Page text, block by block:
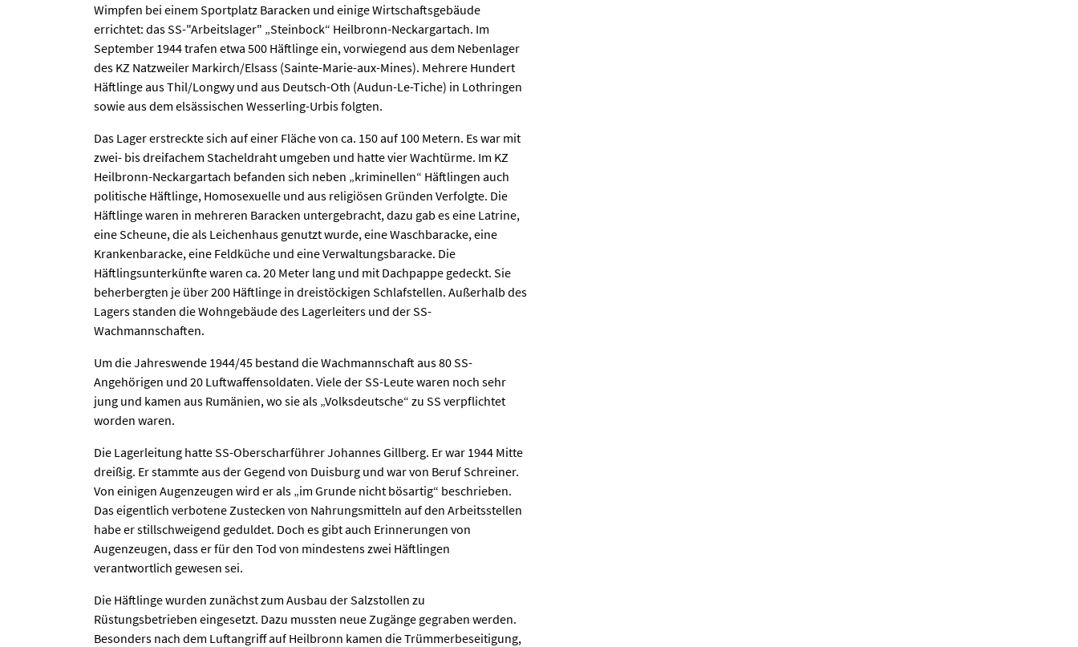
Wimpfen bei einem Sportplatz Baracken und einige Wirtschaftsgebäude
errichtet: das SS-"Arbeitslager" „Steinbock“ Heilbronn-Neckargartach. Im
September 1944 trafen etwa 500 Häftlinge ein, vorwiegend aus dem Nebenlager
des KZ Natzweiler Markirch/Elsass (Sainte-Marie-aux-Mines). Mehrere Hundert
Häftlinge aus Thil/Longwy und aus Deutsch-Oth (Audun-Le-Tiche) in Lothringen
sowie aus dem elsässischen Wesserling-Urbis folgten.
Das Lager erstreckte sich auf einer Fläche von ca. 150 auf 100 Metern. Es war mit
zwei- bis dreifachem Stacheldraht umgeben und hatte vier Wachtürme. Im KZ
Heilbronn-Neckargartach befanden sich neben „kriminellen“ Häftlingen auch
politische Häftlinge, Homosexuelle und aus religiösen Gründen Verfolgte. Die
Häftlinge waren in mehreren Baracken untergebracht, dazu gab es eine Latrine,
eine Scheune, die als Leichenhaus genutzt wurde, eine Waschbaracke, eine
Krankenbaracke, eine Feldküche und eine Verwaltungsbaracke. Die
Häftlingsunterkünfte waren ca. 20 Meter lang und mit Dachpappe gedeckt. Sie
beherbergten je über 200 Häftlinge in dreistöckigen Schlafstellen. Außerhalb des
Lagers standen die Wohngebäude des Lagerleiters und der SS-
Wachmannschaften.
Um die Jahreswende 1944/45 bestand die Wachmannschaft aus 80 SS-
Angehörigen und 20 Luftwaffensoldaten. Viele der SS-Leute waren noch sehr
jung und kamen aus Rumänien, wo sie als „Volksdeutsche“ zu SS verpflichtet
worden waren.
Die Lagerleitung hatte SS-Oberscharführer Johannes Gillberg. Er war 1944 Mitte
dreißig. Er stammte aus der Gegend von Duisburg und war von Beruf Schreiner.
Von einigen Augenzeugen wird er als „im Grunde nicht bösartig“ beschrieben.
Das eigentlich verbotene Zustecken von Nahrungsmitteln auf den Arbeitsstellen
habe er stillschweigend geduldet. Doch es gibt auch Erinnerungen von
Augenzeugen, dass er für den Tod von mindestens zwei Häftlingen
verantwortlich gewesen sei.
Die Häftlinge wurden zunächst zum Ausbau der Salzstollen zu
Rüstungsbetrieben eingesetzt. Dazu mussten neue Zugänge gegraben werden.
Besonders nach dem Luftangriff auf Heilbronn kamen die Trümmerbeseitigung,